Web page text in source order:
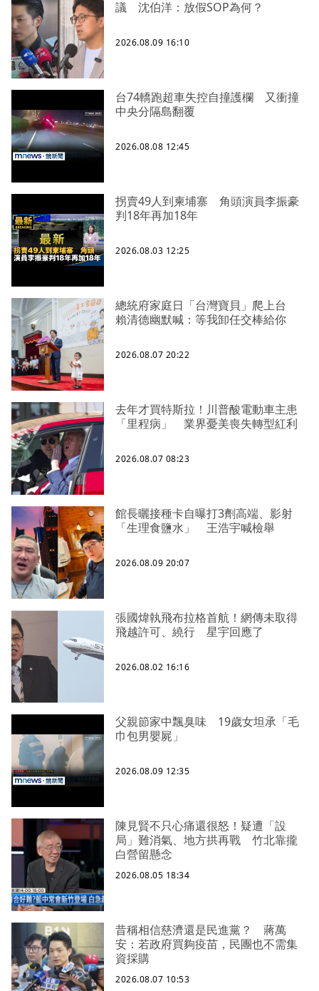
議 沈伯洋：放假SOP為何？
2026.08.09 16:10
台74轎跑超車失控自撞護欄 又衝撞
中央分隔島翻覆
2026.08.08 12:45
拐賣49人到柬埔寨 角頭演員李振豪
判18年再加18年
2026.08.03 12:25
總統府家庭日「台灣寶貝」爬上台
賴清德幽默喊：等我卸任交棒給你
2026.08.07 20:22
去年才買特斯拉！川普酸電動車主患
「里程病」 業界憂美喪失轉型紅利
2026.08.07 08:23
館長曬接種卡自曝打3劑高端、影射
「生理食鹽水」 王浩宇喊檢舉
2026.08.09 20:07
張國煒執飛布拉格首航！網傳未取得
飛越許可、繞行 星宇回應了
2026.08.02 16:16
父親節家中飄臭味 19歲女坦承「毛
巾包男嬰屍」
2026.08.09 12:35
陳見賢不只心痛還很怒！疑遭「設
局」難消氣、地方拱再戰 竹北靠攏
白營留懸念
2026.08.05 18:34
昔稱相信慈濟還是民進黨？ 蔣萬
安：若政府買夠疫苗，民團也不需集
資採購
2026.08.07 10:53